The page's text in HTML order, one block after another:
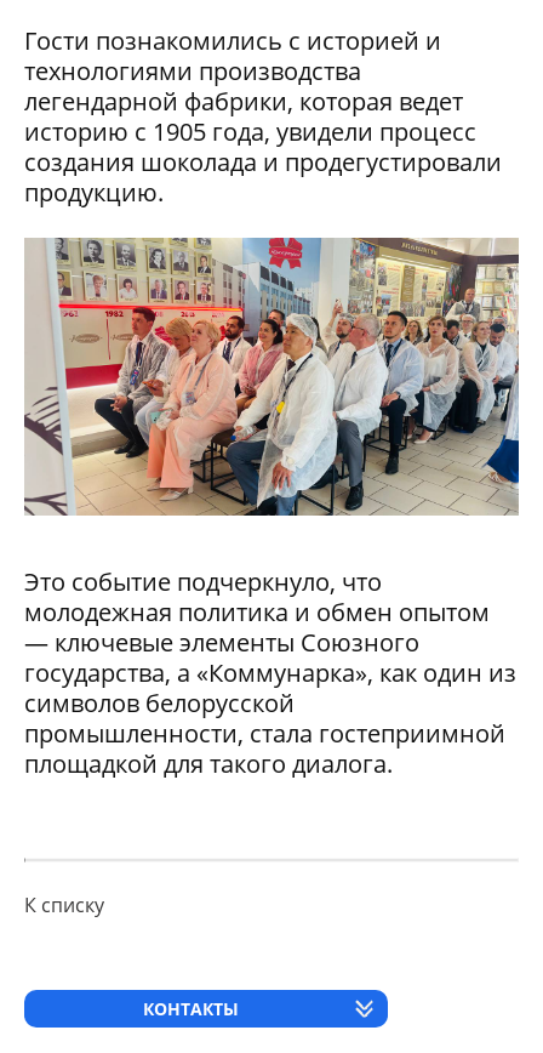
Гости познакомились с историей и
технологиями производства
легендарной фабрики, которая ведет
историю с 1905 года, увидели процесс
создания шоколада и продегустировали
продукцию.
Это событие подчеркнуло, что
молодежная политика и обмен опытом
— ключевые элементы Союзного
государства, а «Коммунарка», как один из
символов белорусской
промышленности, стала гостеприимной
площадкой для такого диалога.
К списку
КОНТАКТЫ